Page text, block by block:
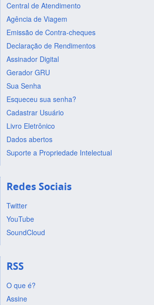
Central de Atendimento
Agência de Viagem
Emissão de Contra-cheques
Declaração de Rendimentos
Assinador Digital
Gerador GRU
Sua Senha
Esqueceu sua senha?
Cadastrar Usuário
Livro Eletrônico
Dados abertos
Suporte a Propriedade Intelectual
Redes Sociais
Twitter
YouTube
SoundCloud
RSS
O que é?
Assine